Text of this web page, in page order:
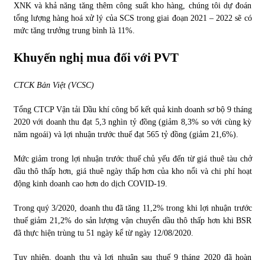
XNK và khả năng tăng thêm công suất kho hàng, chúng tôi dự đoán
tổng lượng hàng hoá xử lý của SCS trong giai đoạn 2021 – 2022 sẽ có
mức tăng trưởng trung bình là 11%.
Khuyến nghị mua đối với PVT
CTCK Bản Việt (VCSC)
Tổng CTCP Vận tải Dầu khí công bố kết quả kinh doanh sơ bộ 9 tháng
2020 với doanh thu đạt 5,3 nghìn tỷ đồng (giảm 8,3% so với cùng kỳ
năm ngoái) và lợi nhuận trước thuế đạt 565 tỷ đồng (giảm 21,6%).
Mức giảm trong lợi nhuận trước thuế chủ yếu đến từ giá thuê tàu chở
dầu thô thấp hơn, giá thuê ngày thấp hơn của kho nổi và chi phí hoạt
động kinh doanh cao hơn do dịch COVID-19.
Trong quý 3/2020, doanh thu đã tăng 11,2% trong khi lợi nhuận trước
thuế giảm 21,2% do sản lượng vận chuyển dầu thô thấp hơn khi BSR
đã thực hiện trùng tu 51 ngày kể từ ngày 12/08/2020.
Tuy nhiên, doanh thu và lợi nhuận sau thuế 9 tháng 2020 đã hoàn